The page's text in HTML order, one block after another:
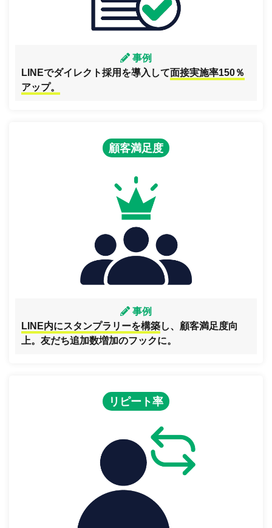
事例
LINEでダイレクト採用を導入して面接実施率150％
アップ。
顧客満足度
事例
LINE内にスタンプラリーを構築し、顧客満足度向
上。友だち追加数増加のフックに。
リピート率